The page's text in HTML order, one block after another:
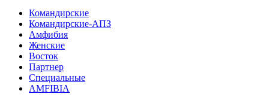
Командирские
Командирские-АПЗ
Амфибия
Женские
Восток
Партнер
Специальные
AMFIBIA